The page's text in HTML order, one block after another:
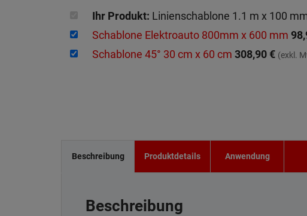
Ihr Produkt: Linienschablone 1.1 m x 100
Schablone Elektroauto 800mm x 600 mm
Schablone 45° 30 cm x 60 cm 308,90 € (exkl.
Beschreibung Produktdetails Anwendung
Beschreibung